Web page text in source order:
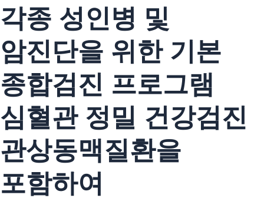
각종 성인병 및
암진단을 위한 기본
종합검진 프로그램
심혈관 정밀 건강검진
관상동맥질환을
포함하여